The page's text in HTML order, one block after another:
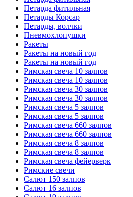
Петарда фитильная
Петарды Корсар
Петарды, волчки
Пневмохлопушки
Ракеты
Ракеты на новый год
Ракеты на новый год
Римская свеча 10 залпов
Римская свеча 10 залпов
Римская свеча 30 залпов
Римская свеча 30 залпов
Римская свеча 5 залпов
Римская свеча 5 залпов
Римская свеча 660 залпов
Римская свеча 660 залпов
Римская свеча 8 залпов
Римская свеча 8 залпов
Римская свеча фейерверк
Римские свечи
Салют 150 залпов
Салют 16 залпов